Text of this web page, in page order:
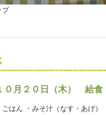
プ
０月２０日（木） 給食
ごはん ・みそ汁（なす・あげ）